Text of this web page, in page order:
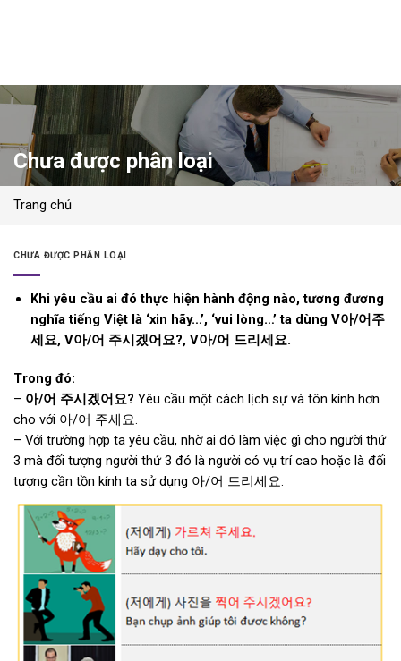
Chưa được phân loại
Trang chủ
CHƯA ĐƯỢC PHÂN LOẠI
Khi yêu cầu ai đó thực hiện hành động nào, tương đương
nghĩa tiếng Việt là ‘xin hãy…’, ‘vui lòng…’ ta dùng V아/어 주
세요, V아/어 주시겠어요?, V아/어 드리세요.
Trong đó:
– 아/어 주시겠어요? Yêu cầu một cách lịch sự và tôn kính hơn
cho với 아/어 주세요.
– Với trường hợp ta yêu cầu, nhờ ai đó làm việc gì cho người thứ
3 mà đối tượng người thứ 3 đó là người có vụ trí cao hoặc là đối
tượng cần tồn kính ta sử dụng 아/어 드리세요.